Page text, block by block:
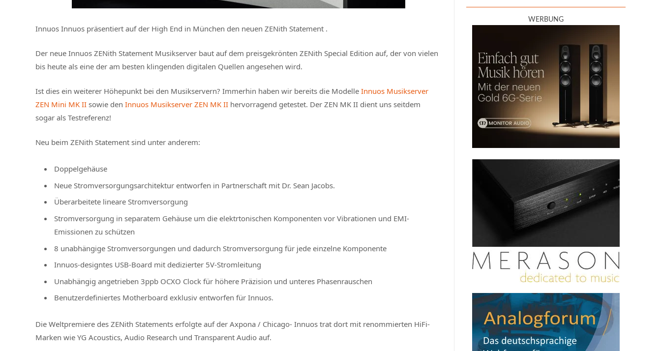
Innuos Innuos präsentiert auf der High End in München den neuen ZENith Statement .
Der neue Innuos ZENith Statement Musikserver baut auf dem preisgekrönten ZENith Special Edition auf, der von vielen
bis heute als eine der am besten klingenden digitalen Quellen angesehen wird.
Ist dies ein weiterer Höhepunkt bei den Musikservern? Immerhin haben wir bereits die Modelle Innuos Musikserver
ZEN Mini MK II sowie den Innuos Musikserver ZEN MK II hervorragend getestet. Der ZEN MK II dient uns seitdem
sogar als Testreferenz!
Neu beim ZENith Statement sind unter anderem:
Doppelgehäuse
Neue Stromversorgungsarchitektur entworfen in Partnerschaft mit Dr. Sean Jacobs.
Überarbeitete lineare Stromversorgung
Stromversorgung in separatem Gehäuse um die elektrtonischen Komponenten vor Vibrationen und EMI-
Emissionen zu schützen
8 unabhängige Stromversorgungen und dadurch Stromversorgung für jede einzelne Komponente
Innuos-designtes USB-Board mit dedizierter 5V-Stromleitung
Unabhängig angetrieben 3ppb OCXO Clock für höhere Präzision und unteres Phasenrauschen
Benutzerdefiniertes Motherboard exklusiv entworfen für Innuos.
Die Weltpremiere des ZENith Statements erfolgte auf der Axpona / Chicago- Innuos trat dort mit renommierten HiFi-
Marken wie YG Acoustics, Audio Research und Transparent Audio auf.
WERBUNG